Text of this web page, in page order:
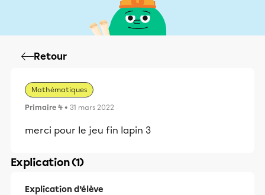
Retour
Mathématiques
Primaire 4 • 31 mars 2022
merci pour le jeu fin lapin 3
Explication (1)
Explication d’élève